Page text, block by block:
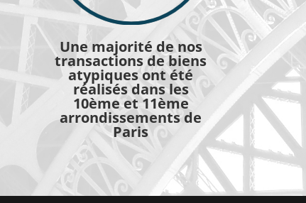
Une majorité de nos
transactions de biens
atypiques ont été
réalisés dans les
10ème et 11ème
arrondissements de
Paris